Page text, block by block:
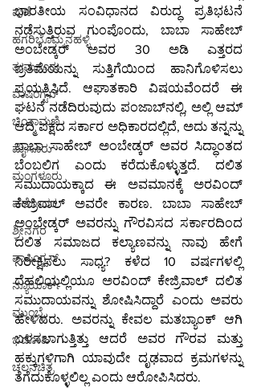
ಪುಣೆ
ಹಗರಿಬೊಮ್ಮನಹಳ್ಳಿ
ತುಮಕೂರು
ವಾಷಿಂಗ್ಟನ್
ಚಿಂತಾಮಣಿ
ಮೈಸೂರು
ಮಂಗಳೂರು
ವಡೋದರ
ಶ್ರೀನಗರ
ವಾಷಿಂಗ್ಟನ್
ನ್ಯೂಯಾರ್ಕ್
ಮುಂಬೈ
ಭದೋಹಿ
ಚಲನಚಿತ್ರ
ಭಾರತೀಯ ಸಂವಿಧಾನದ ವಿರುದ್ಧ ಪ್ರತಿಭಟನೆ
ನಡೆಸುತ್ತಿರುವ ಗುಂಪೊಂದು, ಬಾಬಾ ಸಾಹೇಬ್
ಅಂಬೇಡ್ಕರ್ ಅವರ 30 ಅಡಿ ಎತ್ತರದ
ಪ್ರತಿಮೆಯನ್ನು ಸುತ್ತಿಗೆಯಿಂದ ಹಾನಿಗೊಳಿಸಲು
ಪ್ರಯತ್ನಿಸಿದೆ. ಆಘಾತಕಾರಿ ವಿಷಯವೆಂದರೆ ಈ
ಘಟನೆ ನಡೆದಿರುವುದು ಪಂಜಾಬ್‌ನಲ್ಲಿ, ಅಲ್ಲಿ ಆಮ್
ಆದ್ಮಿ ಪಕ್ಷದ ಸರ್ಕಾರ ಅಧಿಕಾರದಲ್ಲಿದೆ, ಅದು ತನ್ನನ್ನು
ಬಾಬಾ ಸಾಹೇಬ್ ಅಂಬೇಡ್ಕರ್ ಅವರ ಸಿದ್ಧಾಂತದ
ಬೆಂಬಲಿಗ ಎಂದು ಕರೆದುಕೊಳ್ಳುತ್ತದೆ. ದಲಿತ
ಸಮುದಾಯಕ್ಕಾದ ಈ ಅವಮಾನಕ್ಕೆ ಅರವಿಂದ್
ಕೇಜ್ರಿವಾಲ್ ಅವರೇ ಕಾರಣ. ಬಾಬಾ ಸಾಹೇಬ್
ಅಂಬೇಡ್ಕರ್ ಅವರನ್ನು ಗೌರವಿಸದ ಸರ್ಕಾರದಿಂದ
ದಲಿತ ಸಮಾಜದ ಕಲ್ಯಾಣವನ್ನು ನಾವು ಹೇಗೆ
ನಿರೀಕ್ಷಿಸಲು ಸಾಧ್ಯ? ಕಳೆದ 10 ವರ್ಷಗಳಲ್ಲಿ
ದೆಹಲಿಯಲ್ಲಿಯೂ ಅರವಿಂದ್ ಕೇಜ್ರಿವಾಲ್ ದಲಿತ
ಸಮುದಾಯವನ್ನು ಶೋಷಿಸಿದ್ದಾರೆ ಎಂದು ಅವರು
ಹೇಳಿದರು. ಅವರನ್ನು ಕೇವಲ ಮತಬ್ಯಾಂಕ್ ಆಗಿ
ಬಳಸಲಾಗುತ್ತಿತ್ತು ಆದರೆ ಅವರ ಗೌರವ ಮತ್ತು
ಹಕ್ಕುಗಳಿಗಾಗಿ ಯಾವುದೇ ದೃಢವಾದ ಕ್ರಮಗಳನ್ನು
ತೆಗೆದುಕೊಳ್ಳಲಿಲ್ಲ ಎಂದು ಆರೋಪಿಸಿದರು.